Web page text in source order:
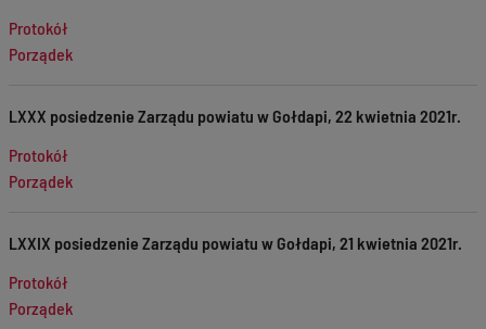
Protokół
Porządek
LXXX posiedzenie Zarządu powiatu w Gołdapi, 22 kwietnia 2021r.
Protokół
Porządek
LXXIX posiedzenie Zarządu powiatu w Gołdapi, 21 kwietnia 2021r.
Protokół
Porządek